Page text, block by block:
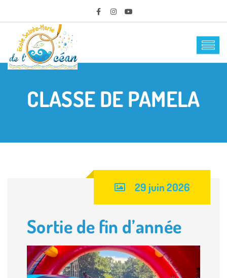
CLASSE DE PAMELA
29 juin 2026
Sortie de fin d’année